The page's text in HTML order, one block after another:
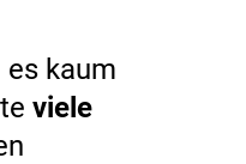
es kaum
viele